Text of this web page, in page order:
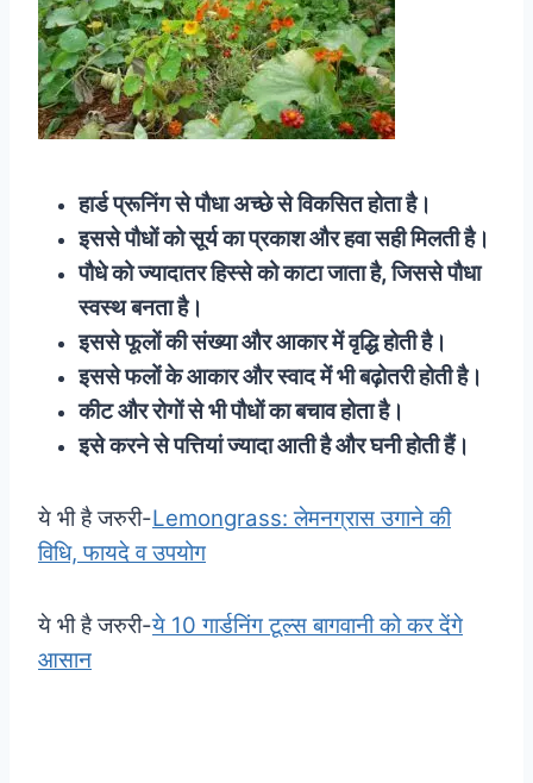
हार्ड प्रूनिंग से पौधा अच्छे से विकसित होता है।
इससे पौधों को सूर्य का प्रकाश और हवा सही मिलती है।
पौधे को ज्यादातर हिस्से को काटा जाता है, जिससे पौधा
स्वस्थ बनता है।
इससे फूलों की संख्या और आकार में वृद्धि होती है।
इससे फलों के आकार और स्वाद में भी बढ़ोतरी होती है।
कीट और रोगों से भी पौधों का बचाव होता है।
इसे करने से पत्तियां ज्यादा आती है और घनी होती हैं।
ये भी है जरुरी-Lemongrass: लेमनग्रास उगाने की
विधि, फायदे व उपयोग
ये भी है जरुरी-ये 10 गार्डनिंग टूल्स बागवानी को कर देंगे
आसान